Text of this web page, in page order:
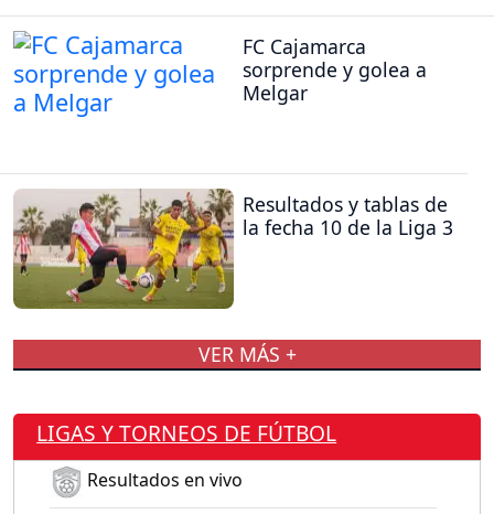
FC Cajamarca
sorprende y golea a
Melgar
Resultados y tablas de
la fecha 10 de la Liga 3
VER MÁS +
LIGAS Y TORNEOS DE FÚTBOL
Resultados en vivo